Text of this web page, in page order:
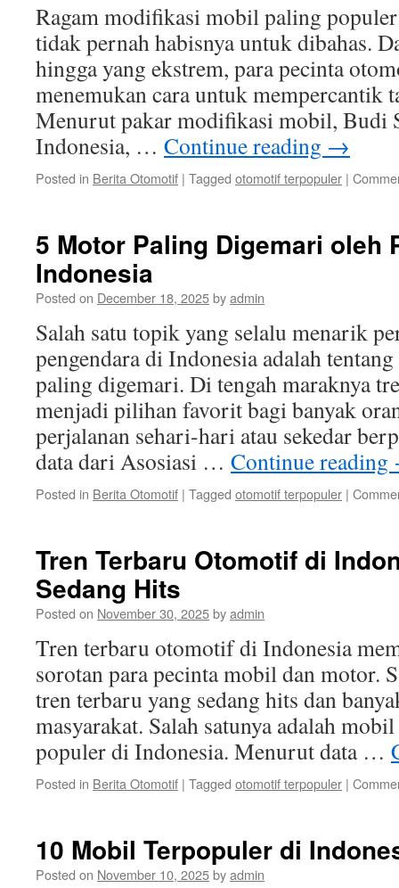
Ragam modifikasi mobil paling
tidak pernah habisnya untuk dibahas.
hingga yang ekstrem, para pecinta
menemukan cara untuk mempercantik
Menurut pakar modifikasi mobil, Budi
Indonesia, … Continue reading →
Posted in Berita Otomotif | Tagged otomotif terpopuler |
5 Motor Paling Digemari oleh
Indonesia
Posted on December 18, 2025byadmin
Salah satu topik yang selalu menarik
pengendara di Indonesia adalah
paling digemari. Di tengah maraknya
menjadi pilihan favorit bagi banyak
perjalanan sehari-hari atau sekedar
data dari Asosiasi … Continue reading
Posted in Berita Otomotif | Tagged otomotif terpopuler |
Tren Terbaru Otomotif di
Sedang Hits
Posted on November 30, 2025byadmin
Tren terbaru otomotif di Indonesia
sorotan para pecinta mobil dan motor.
tren terbaru yang sedang hits dan
masyarakat. Salah satunya adalah
populer di Indonesia. Menurut data …
Posted in Berita Otomotif | Tagged otomotif terpopuler |
10 Mobil Terpopuler di
Posted on November 10, 2025byadmin